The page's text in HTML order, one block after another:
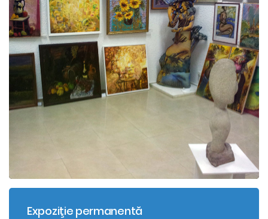
Expoziţie permanentă